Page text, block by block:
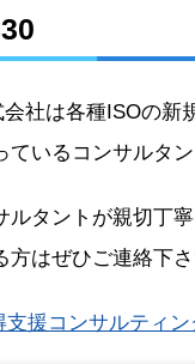
社は各種ISOの新
いるコンサルタン
ルタントが親切丁
はぜひご連絡下さ
支援コンサルティ